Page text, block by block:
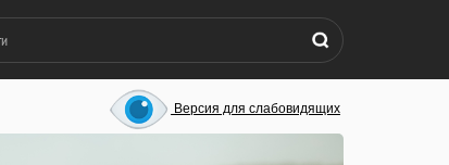
Версия для слабовидящих